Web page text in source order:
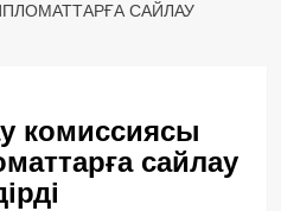
САЙЛАУ
комиссиясы
сайлау